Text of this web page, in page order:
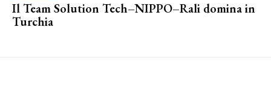
Il Team Solution Tech–NIPPO–Rali domina in
Turchia